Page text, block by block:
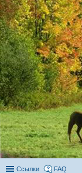
Ссылки FAQ